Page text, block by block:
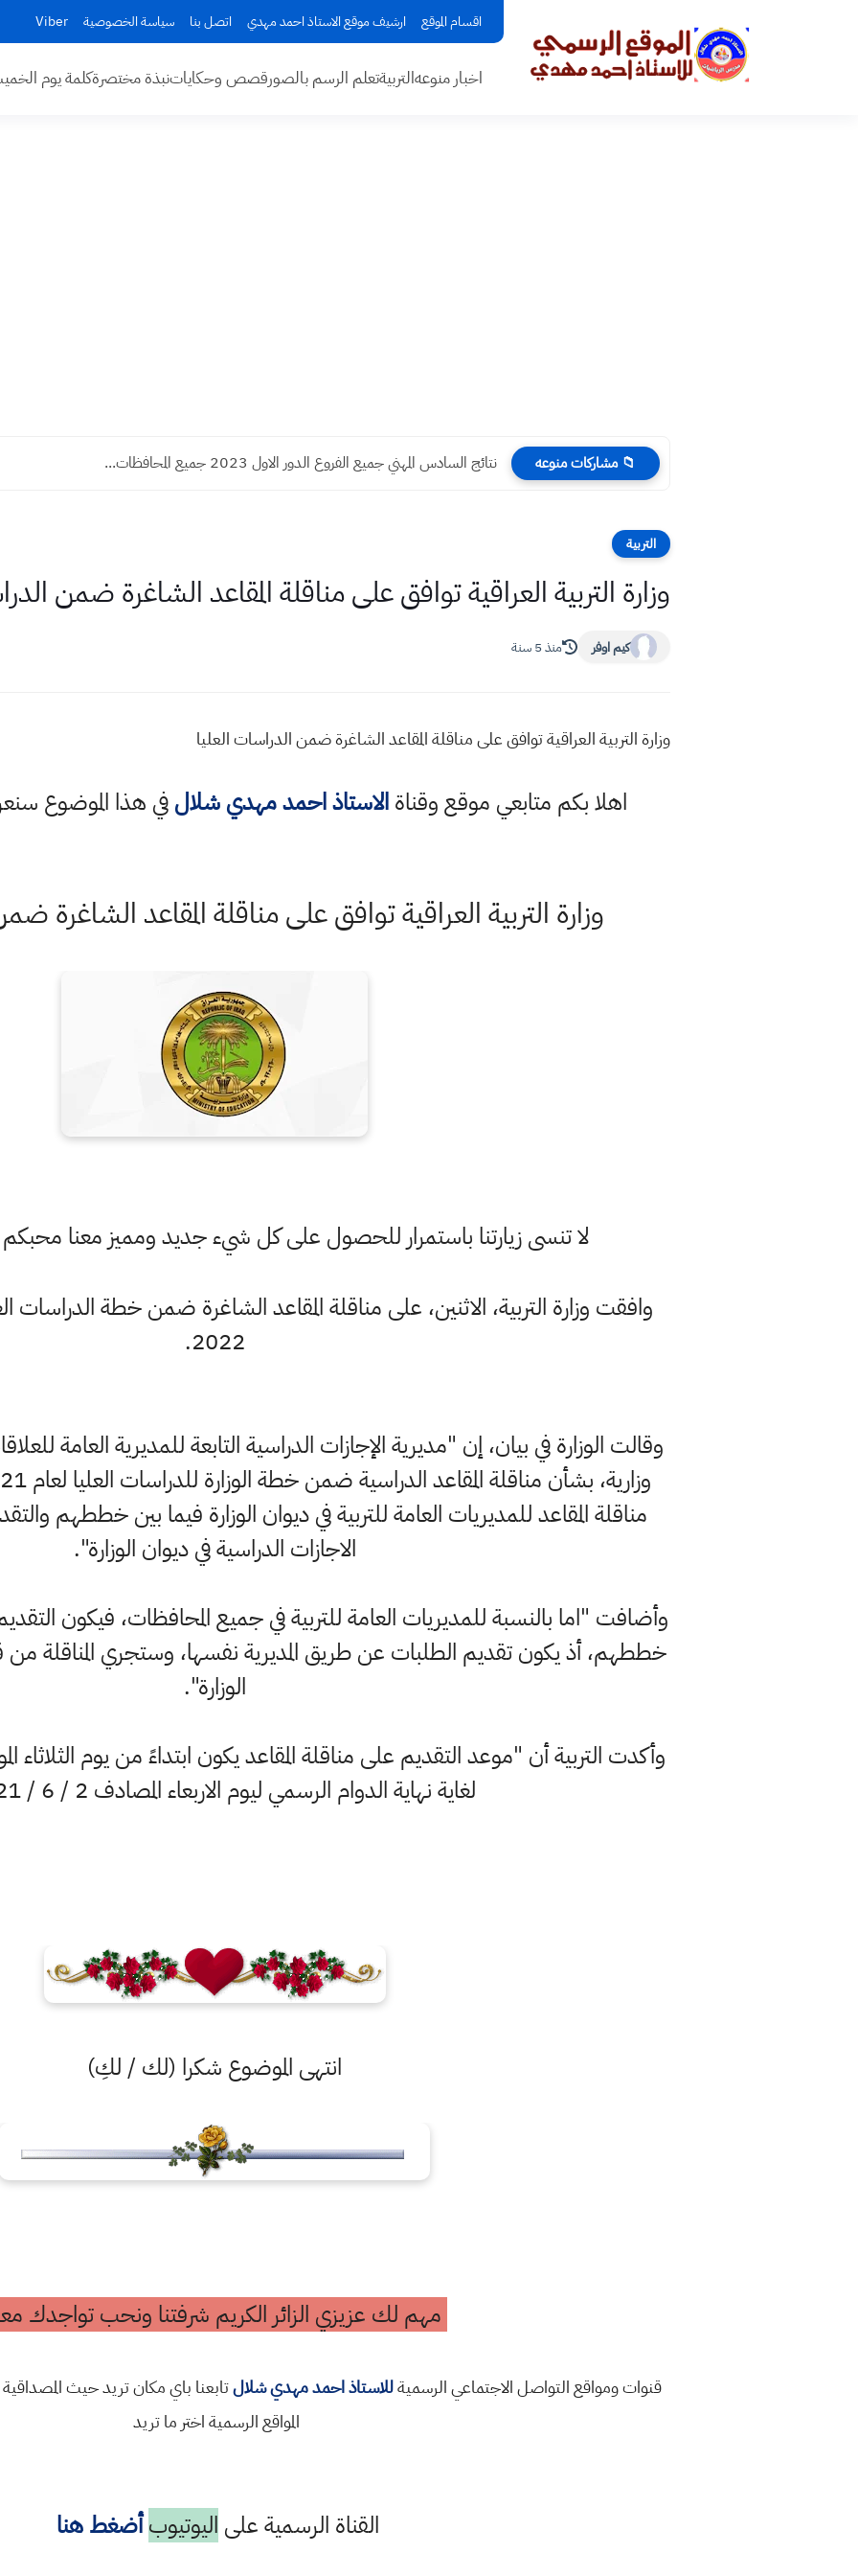
اقسام الموقع ارشيف موقع الاستاذ احمد مهدي اتصل بنا سياسة الخصوصية Viber
اخبار منوعهالتربيةتعلم الرسم بالصورقصص وحكاياتنبذة مختصرةكلمة يوم
📁 مشاركات منوعه نتائج السادس المهني جميع الفروع الدور الاول 2023 جميع المحافظات...
التربية
وزارة التربية العراقية توافق على مناقلة المقاعد الشاغرة ضمن
كيم اوفر منذ 5 سنة
وزارة التربية العراقية توافق على مناقلة المقاعد الشاغرة ضمن الدراسات العليا
اهلا بكم متابعي موقع وقناةالاستاذ احمد مهدي شلالفي هذا الموضوع
وزارة التربية العراقية توافق على مناقلة المقاعد الشاغرة
لا تنسى زيارتنا باستمرار للحصول على كل شيء جديد ومميز معنا
2022.
وقالت الوزارة في بيان، إن "مديرية الإجازات الدراسية التابعة للمديرية العامة
مناقلة المقاعد للمديريات العامة للتربية في ديوان الوزارة فيما بين خططهم
الاجازات الدراسية في ديوان الوزارة".
وأضافت "اما بالنسبة للمديريات العامة للتربية في جميع المحافظات، فيكون
خططهم، أذ يكون تقديم الطلبات عن طريق المديرية نفسها، وستجري المناقلة من
الوزارة".
لغاية نهاية الدوام الرسمي ليوم الاربعاء المصادف 2 / 6 / 2021".
انتهى الموضوع شكرا (لك / لكِ)
مهم لك عزيزي الزائر الكريم شرفتنا ونحب تواجدك
قنوات ومواقع التواصل الاجتماعي الرسميةللاستاذ احمد مهدي شلالتابعنا باي مكان تريد حيث
المواقع الرسمية اختر ما تريد
القناة الرسمية على اليوتيوب أضغط هنا